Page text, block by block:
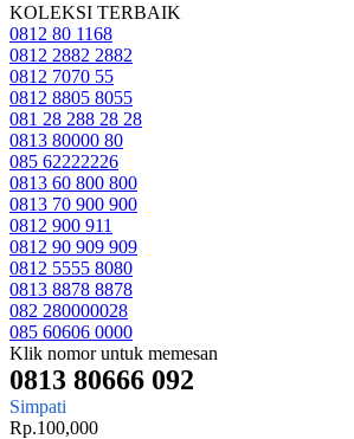
KOLEKSI TERBAIK
0812 80 1168
0812 2882 2882
0812 7070 55
0812 8805 8055
081 28 288 28 28
0813 80000 80
085 62222226
0813 60 800 800
0813 70 900 900
0812 900 911
0812 90 909 909
0812 5555 8080
0813 8878 8878
082 280000028
085 60606 0000
Klik nomor untuk memesan
0813 80666 092
Simpati
Rp.100,000